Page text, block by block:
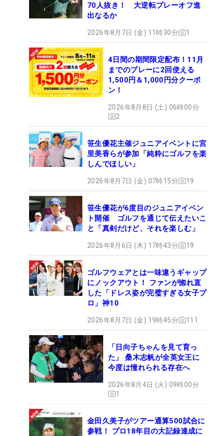
70人抜き！ 大逆転プレーオフ進
出なるか
2026年8月7日 (金) 11時30分 1
4日間の期間限定配布！11月
までのプレーに2回使える
1,500円＆1,000円分クーポ
ン！
2026年8月8日 (土) 06時00分
2
笹生優花主催ジュニアイベントに宮
里美香らが参加「純粋にゴルフを楽
しんでほしい」
2026年8月7日 (金) 07時15分 19
笹生優花が6度目のジュニアイベン
ト開催 ゴルフを通じて伝えたいこ
と「真剣だけど、それを楽しむ」
2026年8月6日 (木) 17時43分 19
ゴルフウェアとは一味違うギャップ
にノックアウト！ ファンが惚れ直
した「ドレス姿が完璧すぎる女子プ
ロ」神10
2026年8月7日 (金) 19時45分 111
「日向子ちゃんを見て育っ
た」 桑木志帆が全英女王に
今度は憧れられる存在へ
2026年8月4日 (火) 09時00分
1
金田久美子がツアー通算500試合に
参戦！ プロ18年目の大記録達成に